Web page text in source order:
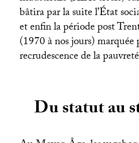
bâtira par la suite l’État
et enfin la période post
(1970 à nos jours) marquée
recrudescence de la
Du statut au